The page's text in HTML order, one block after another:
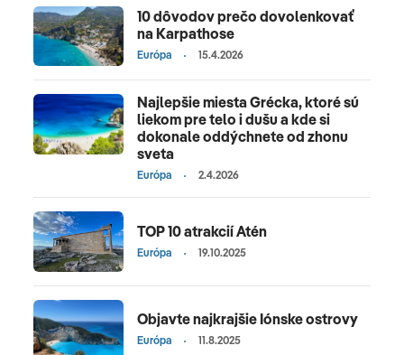
10 dôvodov prečo dovolenkovať
na Karpathose
Európa 15.4.2026
Najlepšie miesta Grécka, ktoré sú
liekom pre telo i dušu a kde si
dokonale oddýchnete od zhonu
sveta
Európa 2.4.2026
TOP 10 atrakcií Atén
Európa 19.10.2025
Objavte najkrajšie Iónske ostrovy
Európa 11.8.2025